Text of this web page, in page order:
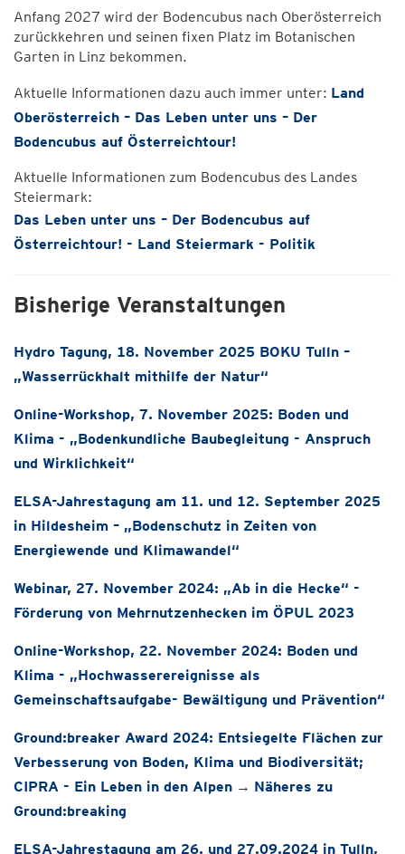
Anfang 2027 wird der Bodencubus nach Oberösterreich
zurückkehren und seinen fixen Platz im Botanischen
Garten in Linz bekommen.
Aktuelle Informationen dazu auch immer unter: Land
Oberösterreich – Das Leben unter uns – Der
Bodencubus auf Österreichtour!
Aktuelle Informationen zum Bodencubus des Landes
Steiermark:
Das Leben unter uns – Der Bodencubus auf
Österreichtour! - Land Steiermark - Politik
Bisherige Veranstaltungen
Hydro Tagung, 18. November 2025 BOKU Tulln –
„Wasserrückhalt mithilfe der Natur“
Online-Workshop, 7. November 2025: Boden und
Klima - „Bodenkundliche Baubegleitung - Anspruch
und Wirklichkeit“
ELSA-Jahrestagung am 11. und 12. September 2025
in Hildesheim – „Bodenschutz in Zeiten von
Energiewende und Klimawandel“
Webinar, 27. November 2024: „Ab in die Hecke“ -
Förderung von Mehrnutzenhecken im ÖPUL 2023
Online-Workshop, 22. November 2024: Boden und
Klima - „Hochwasserereignisse als
Gemeinschaftsaufgabe- Bewältigung und Prävention“
Ground:breaker Award 2024: Entsiegelte Flächen zur
Verbesserung von Boden, Klima und Biodiversität;
CIPRA - Ein Leben in den Alpen → Näheres zu
Ground:breaking
ELSA-Jahrestagung am 26. und 27.09.2024 in Tulln,